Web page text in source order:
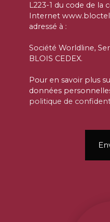
L223-1 du code de la
Internet
adressé à :
Société Worldline,
BLOIS CEDEX.
Pour en savoir plus
données
politique de